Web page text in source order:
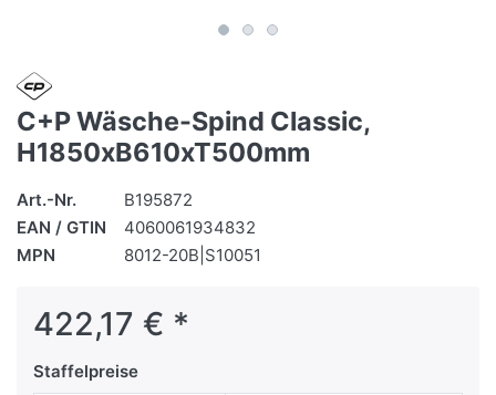
C+P Wäsche-Spind Classic,
H1850xB610xT500mm
Art.-Nr.
B195872
EAN / GTIN
4060061934832
MPN
8012-20B|S10051
422,17 € *
Staffelpreise